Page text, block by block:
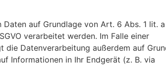
auf Grundlage von Art. 6 Abs. 1 lit. a
verarbeitet werden. Im Falle einer
Datenverarbeitung außerdem auf
Informationen in Ihr Endgerät (z. B. via